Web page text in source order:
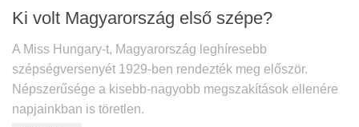
Ki volt Magyarország első szépe?
A Miss Hungary-t, Magyarország leghíresebb
szépségversenyét 1929-ben rendezték meg először.
Népszerűsége a kisebb-nagyobb megszakítások ellenére
napjainkban is töretlen.